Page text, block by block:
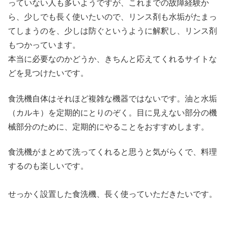
っていない人も多いようですが、これまでの故障経験か
ら、少しでも長く使いたいので、リンス剤も水垢がたまっ
てしまうのを、少しは防ぐというように解釈し、リンス剤
もつかっています。
本当に必要なのかどうか、きちんと応えてくれるサイトな
どを見つけたいです。
食洗機自体はそれほど複雑な機器ではないです。油と水垢
（カルキ）を定期的にとりのぞく。目に見えない部分の機
械部分のために、定期的にやることをおすすめします。
食洗機がまとめて洗ってくれると思うと気がらくで、料理
するのも楽しいです。
せっかく設置した食洗機、長く使っていただきたいです。